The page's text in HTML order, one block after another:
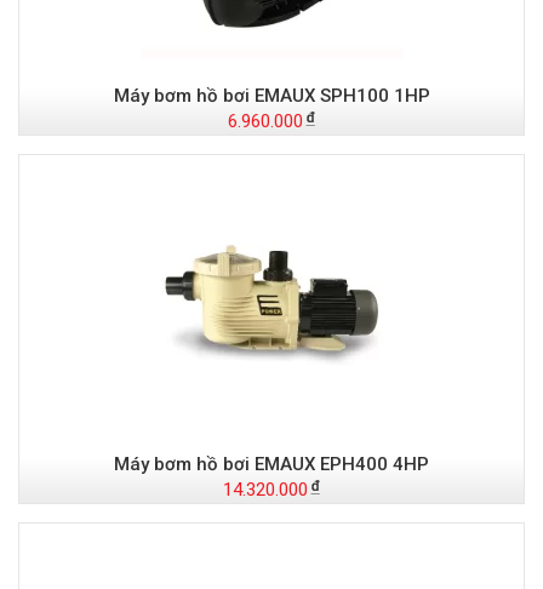
Máy bơm hồ bơi EMAUX SPH100 1HP
6.960.000
Máy bơm hồ bơi EMAUX EPH400 4HP
14.320.000